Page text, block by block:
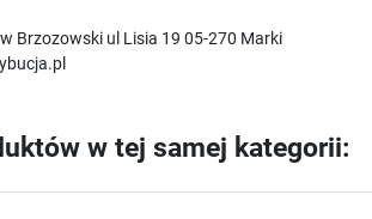
Brzozowski ul Lisia 19 05-270 Marki
w tej samej kategorii: